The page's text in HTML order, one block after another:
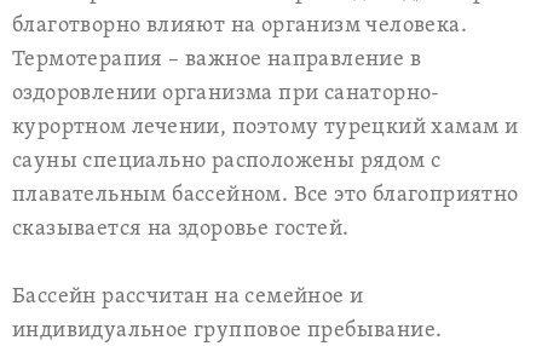
благотворно влияют на организм человека.
Термотерапия – важное направление в
оздоровлении организма при санаторно-
курортном лечении, поэтому турецкий хамам и
сауны специально расположены рядом с
плавательным бассейном. Все это благоприятно
сказывается на здоровье гостей.
Бассейн рассчитан на семейное и
индивидуальное групповое пребывание.